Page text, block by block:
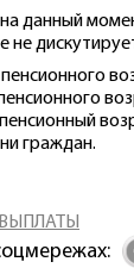
данный
не
граждан.
ВЫПЛАТЫ